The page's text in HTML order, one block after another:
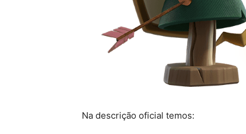
Na descrição oficial temos: